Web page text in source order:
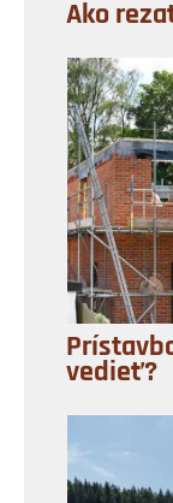
Ako
vedieť?